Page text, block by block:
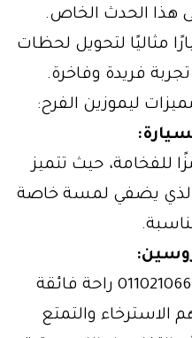
هذا الحدث الخاص.
مثاليًا لتحويل لحظات
فريدة وفاخرة.
ليموزين الفرح:
للفخامة، حيث تتميز
الذي يضفي لمسة خاصة
توفر ليموزينات الفرح 01102106655 راحة فائقة
الاسترخاء والتمتع